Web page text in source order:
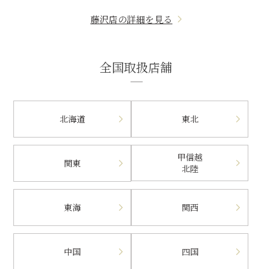
藤沢店の詳細を見る
全国取扱店舗
北海道 東北
関東
甲信越
北陸
東海 関西
中国 四国